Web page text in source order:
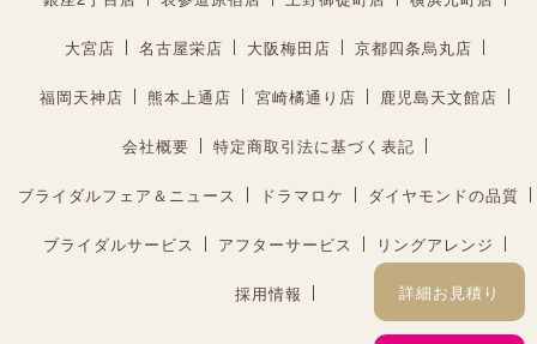
詳細お見積り
大宮店 名古屋栄店 大阪梅田店 京都四条烏丸店
福岡天神店 熊本上通店 宮崎橘通り店 鹿児島天文館店
会社概要 特定商取引法に基づく表記
ブライダルフェア＆ニュース ドラマロケ ダイヤモンドの品質
ブライダルサービス アフターサービス リングアレンジ
採用情報